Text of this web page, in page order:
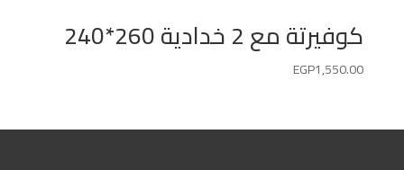
كوفيرتة مع 2 خدادية 260*240
EGP1,550.00